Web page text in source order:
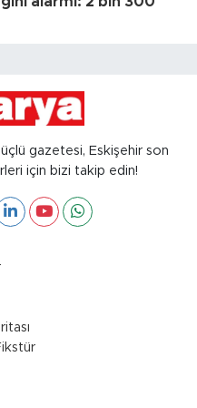
gazetesi, Eskişehir son
için bizi takip edin!